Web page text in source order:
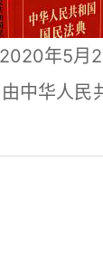
年5
中华人民